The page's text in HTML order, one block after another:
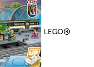
LEGO®